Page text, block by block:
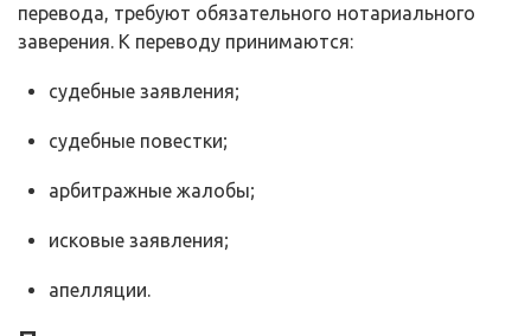
перевода, требуют обязательного нотариального
заверения. К переводу принимаются:
судебные заявления;
судебные повестки;
арбитражные жалобы;
исковые заявления;
апелляции.